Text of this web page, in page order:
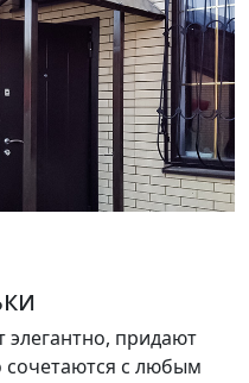
элегантно, придают
сочетаются с любым